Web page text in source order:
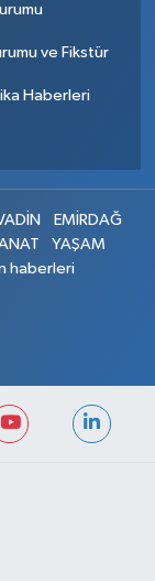
ve Fikstür
Haberleri
EMİRDAĞ
YAŞAM
haberleri